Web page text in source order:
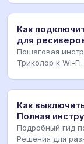
Как
для
Пошаговая
Триколор к Wi-
Как
Полная
Подробный гид
Решения для